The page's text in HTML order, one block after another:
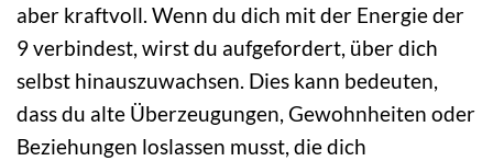
aber kraftvoll. Wenn du dich mit der Energie der
9 verbindest, wirst du aufgefordert, über dich
selbst hinauszuwachsen. Dies kann bedeuten,
dass du alte Überzeugungen, Gewohnheiten oder
Beziehungen loslassen musst, die dich